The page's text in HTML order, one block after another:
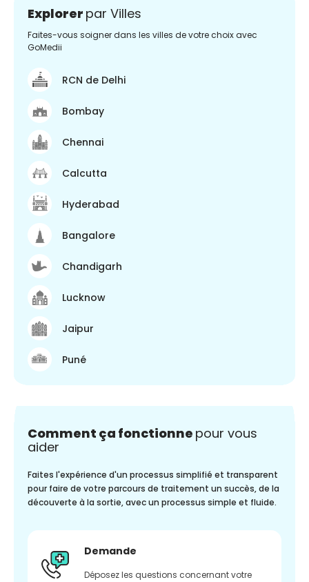
Explorer par Villes
Faites-vous soigner dans les villes de votre choix avec
GoMedii
RCN de Delhi
Bombay
Chennai
Calcutta
Hyderabad
Bangalore
Chandigarh
Lucknow
Jaipur
Puné
Comment ça fonctionne pour vous
aider
Faites l'expérience d'un processus simplifié et transparent
pour faire de votre parcours de traitement un succès, de la
découverte à la sortie, avec un processus simple et fluide.
Demande
Déposez les questions concernant votre